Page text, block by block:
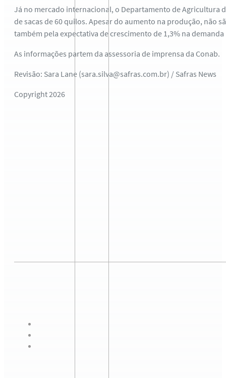
Já no mercado internacional, o Departamento de Agricultura
de sacas de 60 quilos. Apesar do aumento na produção, não
também pela expectativa de crescimento de 1,3% na
As informações partem da assessoria de imprensa da Conab.
Revisão: Sara Lane (sara.silva@safras.com.br) / Safras News
Copyright 2026